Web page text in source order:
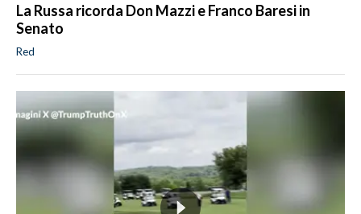
La Russa ricorda Don Mazzi e Franco Baresi in
Senato
Red